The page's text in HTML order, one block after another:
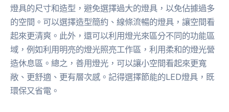
燈具的尺寸和造型，避免選擇過大的燈具，以免佔據過多
的空間。可以選擇造型簡約、線條流暢的燈具，讓空間看
起來更清爽。此外，還可以利用燈光來區分不同的功能區
域，例如利用明亮的燈光照亮工作區，利用柔和的燈光營
造休息區。總之，善用燈光，可以讓小空間看起來更寬
敞、更舒適、更有層次感。記得選擇節能的LED燈具，既
環保又省電。